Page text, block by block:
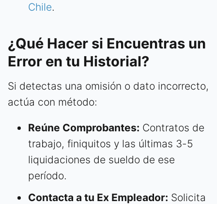
Chile.
¿Qué Hacer si Encuentras un
Error en tu Historial?
Si detectas una omisión o dato incorrecto,
actúa con método:
Reúne Comprobantes: Contratos de
trabajo, finiquitos y las últimas 3-5
liquidaciones de sueldo de ese
período.
Contacta a tu Ex Empleador: Solicita